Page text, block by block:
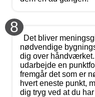
8
Det bliver
nødvendige
dig over
udarbejde en
fremgår det som er
hvert eneste punkt,
dig tryg ved at du